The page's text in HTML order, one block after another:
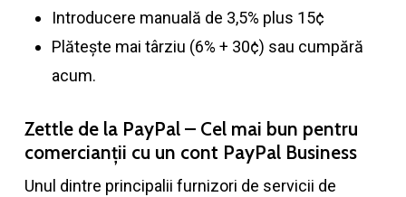
Introducere manuală de 3,5% plus 15¢
Plătește mai târziu (6% + 30¢) sau cumpără
acum.
Zettle de la PayPal – Cel mai bun pentru
comercianții cu un cont PayPal Business
Unul dintre principalii furnizori de servicii de